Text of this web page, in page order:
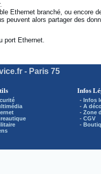
Ethernet branché, ou encore
peuvent alors partager des
port Ethernet.
- Paris 75
Infos
- Infos
- A
- Zone
- CGV
-